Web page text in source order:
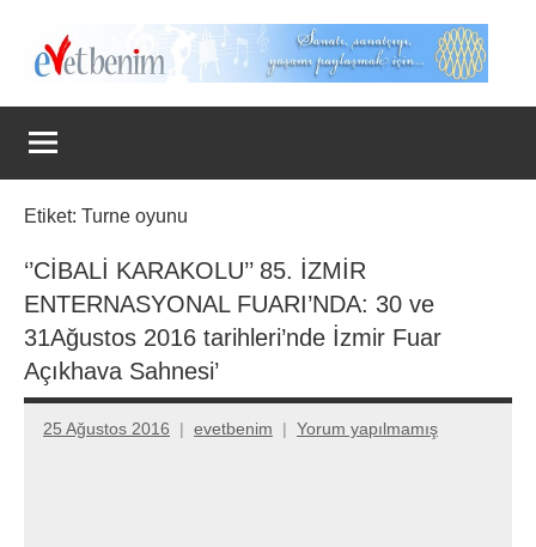
Evet
Benim
Etiket: Turne oyunu
‘’CİBALİ KARAKOLU’’ 85. İZMİR
ENTERNASYONAL FUARI’NDA: 30 ve
31Ağustos 2016 tarihleri’nde İzmir Fuar
Açıkhava Sahnesi’
25 Ağustos 2016 evetbenim Yorum yapılmamış